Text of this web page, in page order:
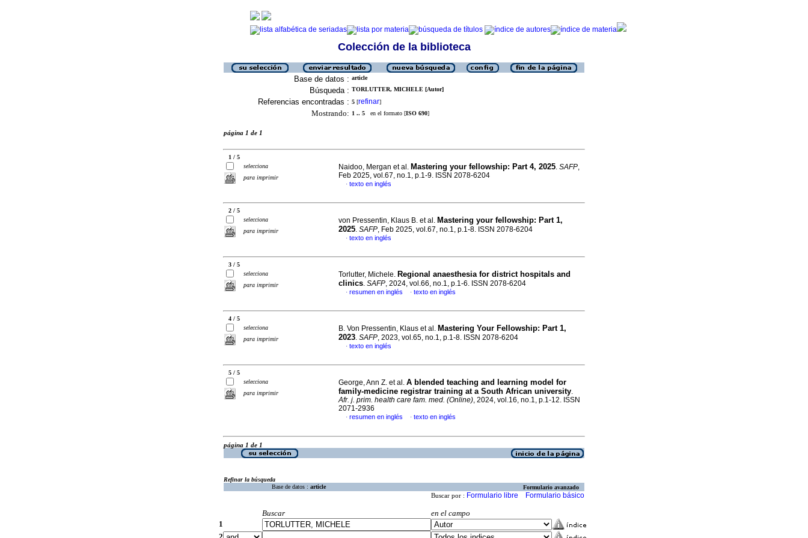
Colección de la biblioteca
Base de datos : article
Búsqueda : TORLUTTER, MICHELE [Autor]
Referencias encontradas : 5 [refinar]
Mostrando: 1 .. 5 en el formato [ISO 690]
página 1 de 1
1 / 5
selecciona
para imprimir
Naidoo, Mergan et al. Mastering your fellowship: Part 4, 2025. SAFP,
Feb 2025, vol.67, no.1, p.1-9. ISSN 2078-6204
· texto en inglés
2 / 5
selecciona
para imprimir
von Pressentin, Klaus B. et al. Mastering your fellowship: Part 1,
2025. SAFP, Feb 2025, vol.67, no.1, p.1-8. ISSN 2078-6204
· texto en inglés
3 / 5
selecciona
para imprimir
Torlutter, Michele. Regional anaesthesia for district hospitals and
clinics. SAFP, 2024, vol.66, no.1, p.1-6. ISSN 2078-6204
· resumen en inglés · texto en inglés
4 / 5
selecciona
para imprimir
B. Von Pressentin, Klaus et al. Mastering Your Fellowship: Part 1,
2023. SAFP, 2023, vol.65, no.1, p.1-8. ISSN 2078-6204
· texto en inglés
5 / 5
selecciona
para imprimir
George, Ann Z. et al. A blended teaching and learning model for
family-medicine registrar training at a South African university.
Afr. j. prim. health care fam. med. (Online), 2024, vol.16, no.1, p.1-12. ISSN
2071-2936
· resumen en inglés · texto en inglés
página 1 de 1
Refinar la búsqueda
Base de datos : article Formulario avanzado
Buscar por : Formulario libre Formulario básico
Buscar
en el campo
1